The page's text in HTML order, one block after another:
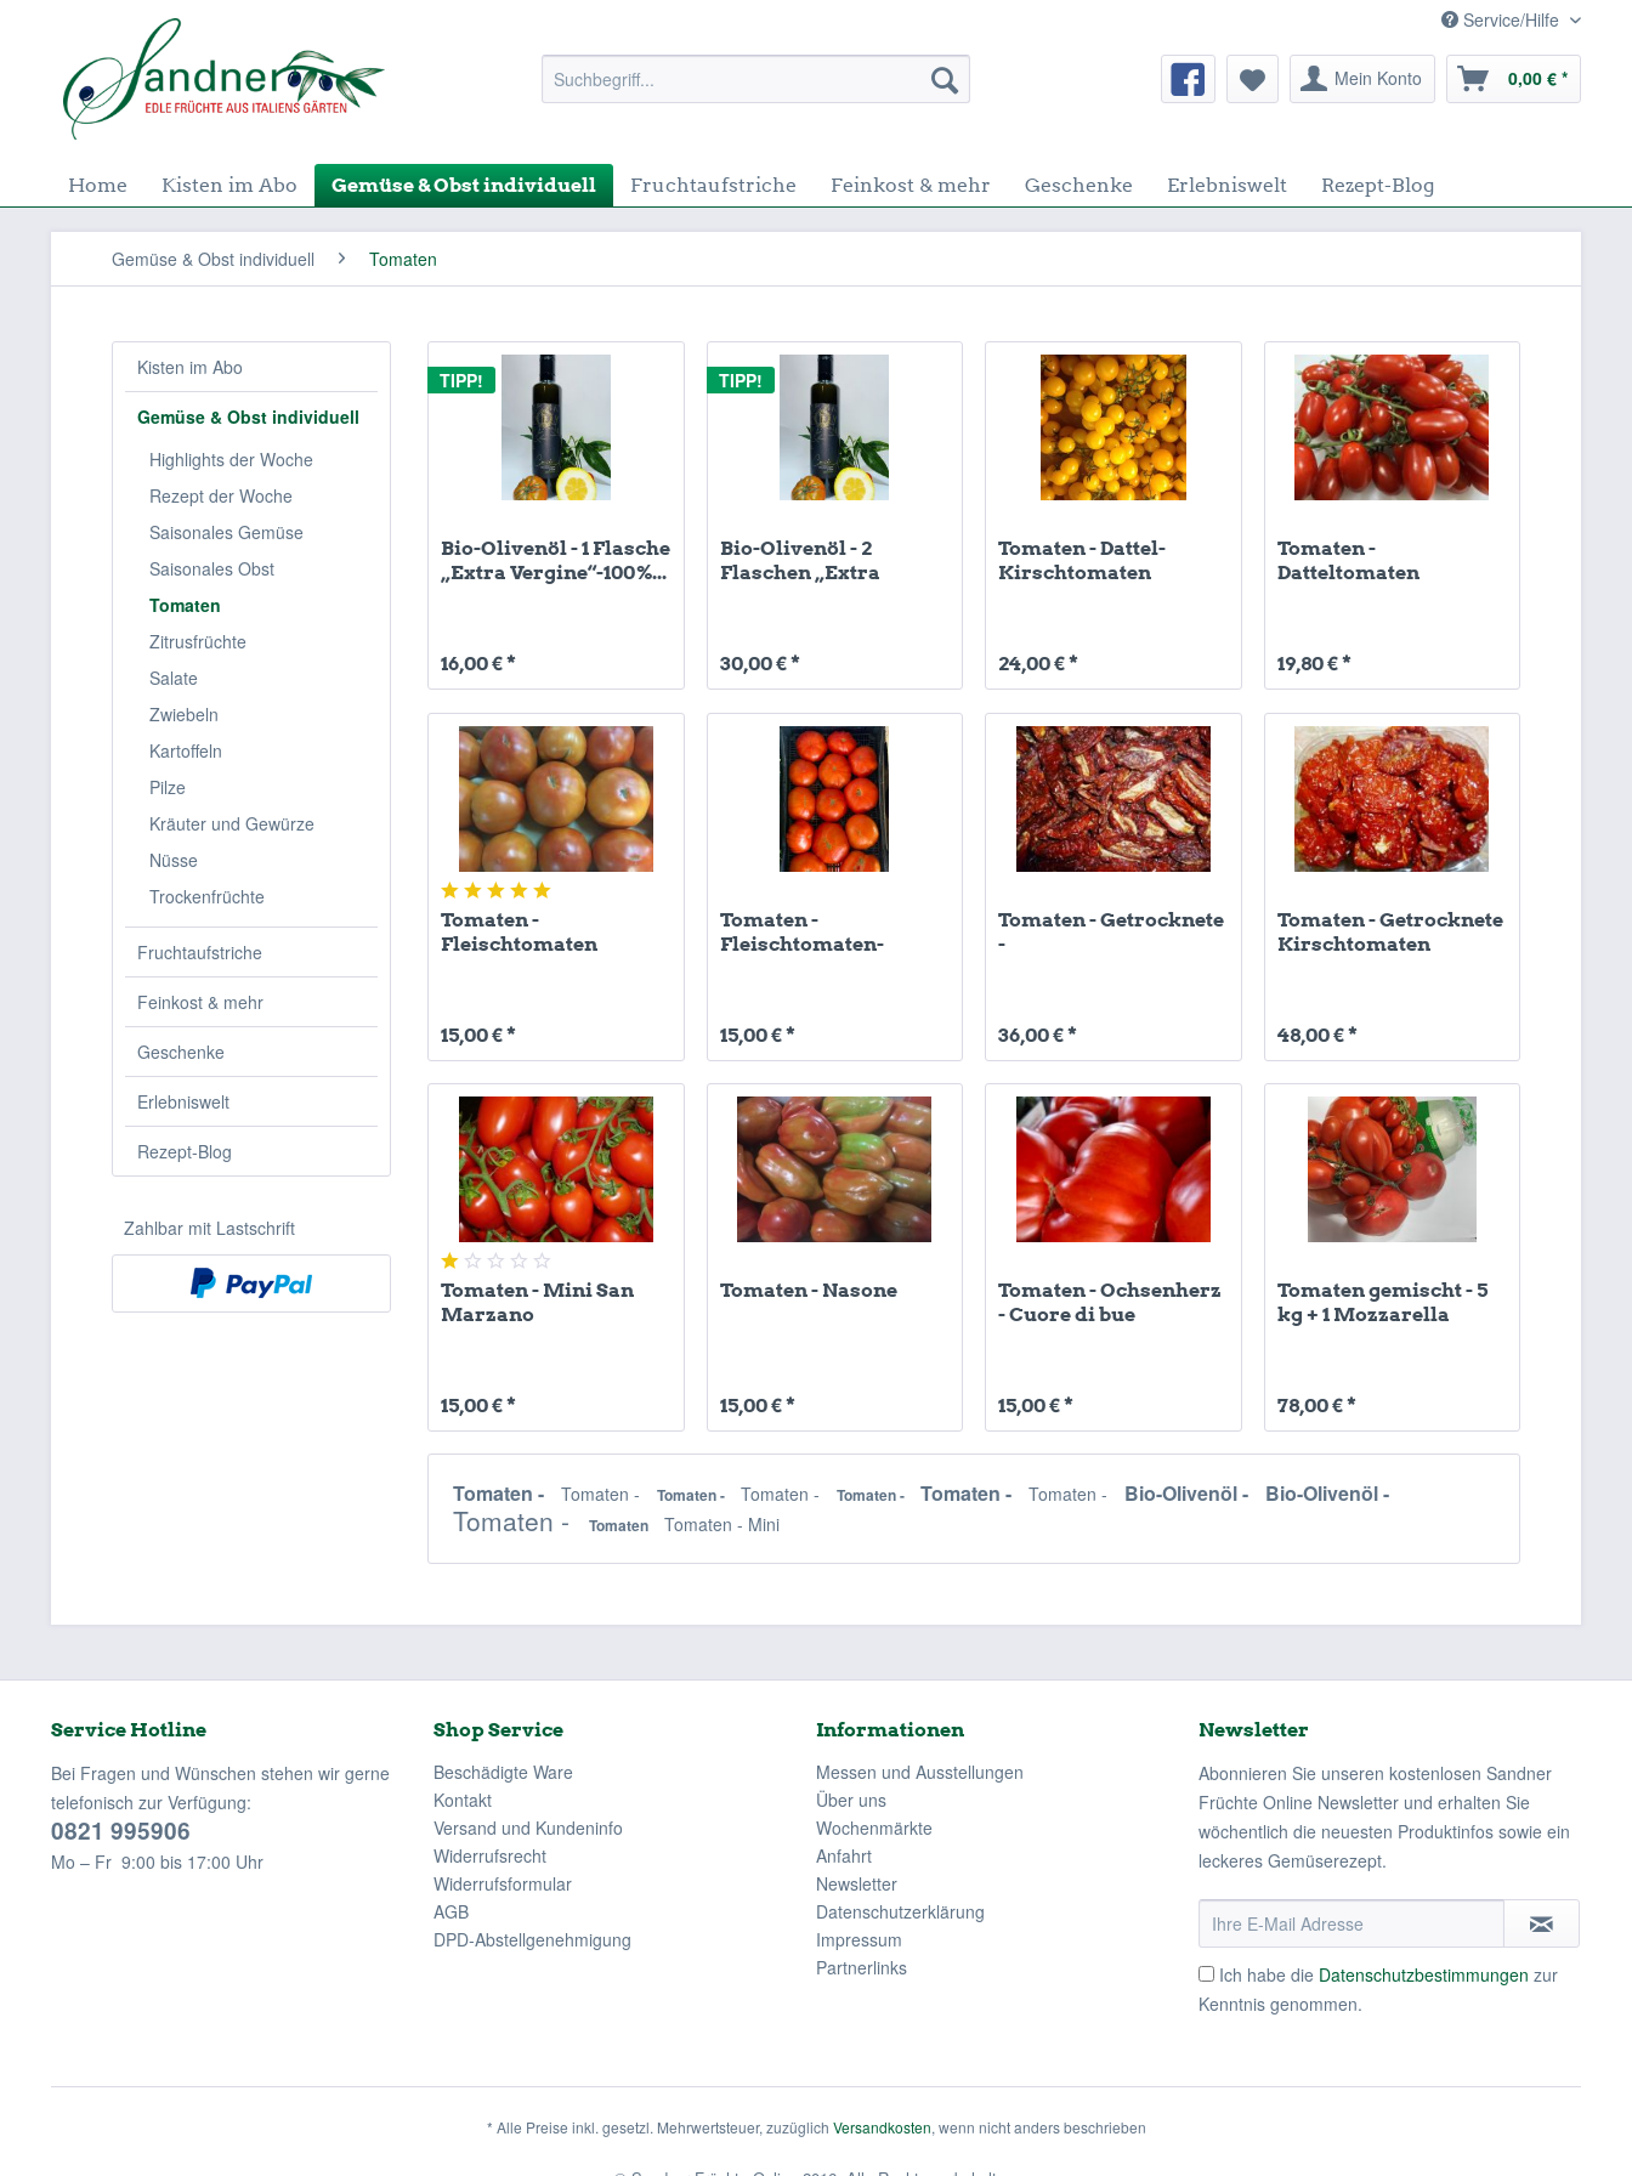
Service/Hilfe
Mein Konto 0,00 € *
Home Kisten im Abo Gemüse & Obst individuell Fruchtaufstriche Feinkost & mehr Geschenke Erlebniswelt Rezept-Blog
Gemüse & Obst individuell Tomaten
Kisten im Abo
Gemüse & Obst individuell
Highlights der Woche
Rezept der Woche
Saisonales Gemüse
Saisonales Obst
Tomaten
Zitrusfrüchte
Salate
Zwiebeln
Kartoffeln
Pilze
Kräuter und Gewürze
Nüsse
Trockenfrüchte
Fruchtaufstriche
Feinkost & mehr
Geschenke
Erlebniswelt
Rezept-Blog
Zahlbar mit Lastschrift
TIPP!
Bio-Olivenöl - 1 Flasche
„Extra Vergine“-100%...
16,00 € *
TIPP!
Bio-Olivenöl - 2
Flaschen „Extra
30,00 € *
Tomaten - Dattel-
Kirschtomaten
24,00 € *
Tomaten -
Datteltomaten
19,80 € *
Tomaten -
Fleischtomaten
15,00 € *
Tomaten -
Fleischtomaten-
15,00 € *
Tomaten - Getrocknete
-
36,00 € *
Tomaten - Getrocknete
Kirschtomaten
48,00 € *
Tomaten - Mini San
Marzano
15,00 € *
Tomaten - Nasone
15,00 € *
Tomaten - Ochsenherz
- Cuore di bue
15,00 € *
Tomaten gemischt - 5
kg + 1 Mozzarella
78,00 € *
Tomaten - Tomaten - Tomaten - Tomaten - Tomaten - Tomaten - Tomaten - Bio-Olivenöl - Bio-Olivenöl -
Tomaten - Tomaten Tomaten - Mini
Service Hotline
Bei Fragen und Wünschen stehen wir gerne
telefonisch zur Verfügung:
0821 995906
Mo – Fr 9:00 bis 17:00 Uhr
Shop Service
Beschädigte Ware
Kontakt
Versand und Kundeninfo
Widerrufsrecht
Widerrufsformular
AGB
DPD-Abstellgenehmigung
Informationen
Messen und Ausstellungen
Über uns
Wochenmärkte
Anfahrt
Newsletter
Datenschutzerklärung
Impressum
Partnerlinks
Newsletter
Abonnieren Sie unseren kostenlosen Sandner
Früchte Online Newsletter und erhalten Sie
wöchentlich die neuesten Produktinfos sowie ein
leckeres Gemüserezept.
Ich habe die Datenschutzbestimmungen zur
Kenntnis genommen.
* Alle Preise inkl. gesetzl. Mehrwertsteuer, zuzüglich Versandkosten, wenn nicht anders beschrieben